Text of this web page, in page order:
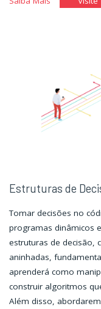
Estruturas de
Tomar decisões no
programas dinâmicos
estruturas de decisão,
aninhadas,
aprenderá como
construir algoritmos
Além disso,